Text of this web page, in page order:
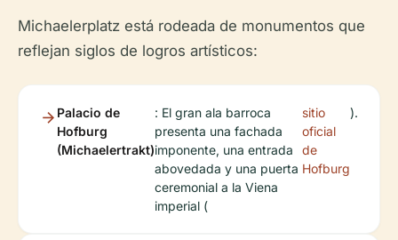
Michaelerplatz está rodeada de monumentos que
reflejan siglos de logros artísticos:
Palacio de
Hofburg
(Michaelertrakt)
: El gran ala barroca
presenta una fachada
imponente, una entrada
abovedada y una puerta
ceremonial a la Viena
imperial (
sitio
oficial
de
Hofburg
).